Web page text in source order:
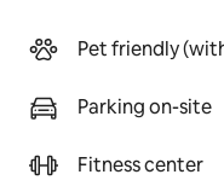
Pet friendly
Parking on-site
Fitness center